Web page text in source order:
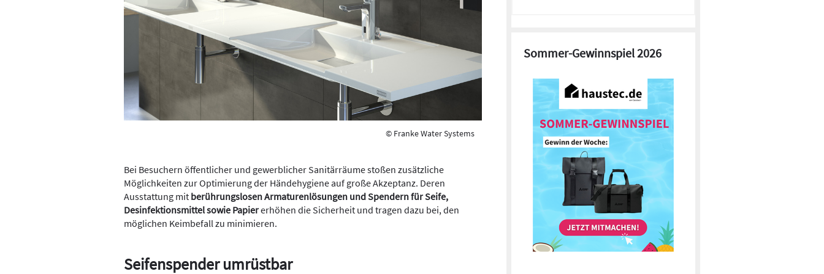
© Franke Water Systems
Bei Besuchern öffentlicher und gewerblicher Sanitärräume stoßen zusätzliche
Möglichkeiten zur Optimierung der Händehygiene auf große Akzeptanz. Deren
Ausstattung mit berührungslosen Armaturenlösungen und Spendern für Seife,
Desinfektionsmittel sowie Papiererhöhen die Sicherheit und tragen dazu bei, den
möglichen Keimbefall zu minimieren.
Seifenspender umrüstbar
Sommer-Gewinnspiel 2026